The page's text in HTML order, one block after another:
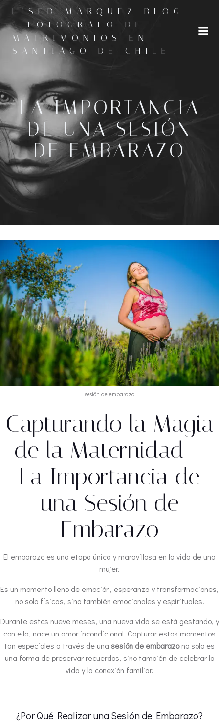
al
contenido
LISED MARQUEZ BLOG
- FOTOGRAFO DE
MATRIMONIOS EN
SANTIAGO DE CHILE
LA IMPORTANCIA
DE UNA SESIÓN
DE EMBARAZO
sesión de embarazo
Capturando la Magia
de la Maternidad –
La Importancia de
una Sesión de
Embarazo
El embarazo es una etapa única y maravillosa en la vida de una
mujer.
Es un momento lleno de emoción, esperanza y transformaciones,
no solo físicas, sino también emocionales y espirituales.
Durante estos nueve meses, una nueva vida se está gestando, y
con ella, nace un amor incondicional. Capturar estos momentos
tan especiales a través de una sesión de embarazono solo es
una forma de preservar recuerdos, sino también de celebrar la
vida y la conexión familiar.
¿Por Qué Realizar una Sesión de Embarazo?